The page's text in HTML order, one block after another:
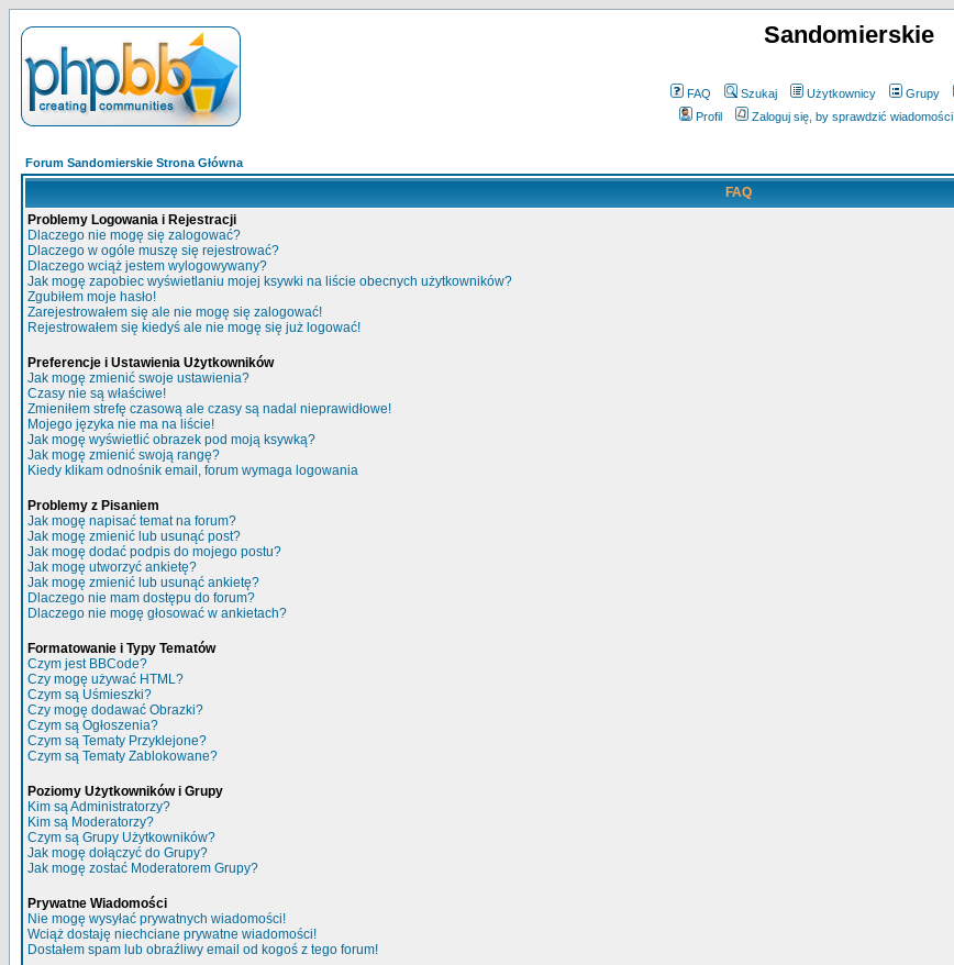
Sandomierskie
FAQ Szukaj Użytkownicy Grupy
Profil
Zaloguj się, by sprawdzić wiadomości
Forum Sandomierskie Strona Główna
FAQ
Problemy Logowania i Rejestracji
Dlaczego nie mogę się zalogować?
Dlaczego w ogóle muszę się rejestrować?
Dlaczego wciąż jestem wylogowywany?
Jak mogę zapobiec wyświetlaniu mojej ksywki na liście obecnych użytkowników?
Zgubiłem moje hasło!
Zarejestrowałem się ale nie mogę się zalogować!
Rejestrowałem się kiedyś ale nie mogę się już logować!
Preferencje i Ustawienia Użytkowników
Jak mogę zmienić swoje ustawienia?
Czasy nie są właściwe!
Zmieniłem strefę czasową ale czasy są nadal nieprawidłowe!
Mojego języka nie ma na liście!
Jak mogę wyświetlić obrazek pod moją ksywką?
Jak mogę zmienić swoją rangę?
Kiedy klikam odnośnik email, forum wymaga logowania
Problemy z Pisaniem
Jak mogę napisać temat na forum?
Jak mogę zmienić lub usunąć post?
Jak mogę dodać podpis do mojego postu?
Jak mogę utworzyć ankietę?
Jak mogę zmienić lub usunąć ankietę?
Dlaczego nie mam dostępu do forum?
Dlaczego nie mogę głosować w ankietach?
Formatowanie i Typy Tematów
Czym jest BBCode?
Czy mogę używać HTML?
Czym są Uśmieszki?
Czy mogę dodawać Obrazki?
Czym są Ogłoszenia?
Czym są Tematy Przyklejone?
Czym są Tematy Zablokowane?
Poziomy Użytkowników i Grupy
Kim są Administratorzy?
Kim są Moderatorzy?
Czym są Grupy Użytkowników?
Jak mogę dołączyć do Grupy?
Jak mogę zostać Moderatorem Grupy?
Prywatne Wiadomości
Nie mogę wysyłać prywatnych wiadomości!
Wciąż dostaję niechciane prywatne wiadomości!
Dostałem spam lub obraźliwy email od kogoś z tego forum!